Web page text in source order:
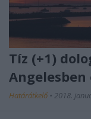
Tíz (+1)
Angelesben
Határátkelő • 2018.